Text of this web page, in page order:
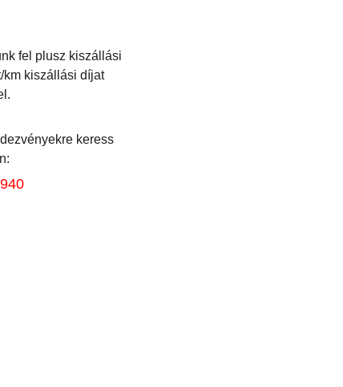
fel plusz kiszállási
km kiszállási díjat
keress